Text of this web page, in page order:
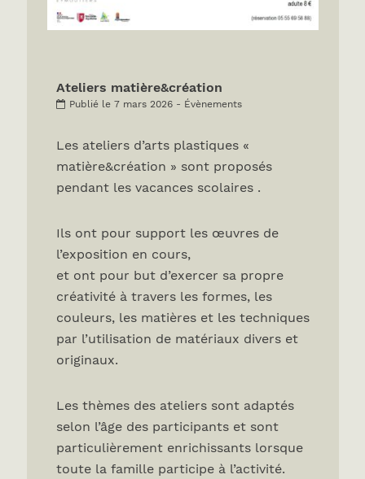
Ateliers matière&création
Publié le 7 mars 2026 - Évènements
Les ateliers d’arts plastiques «
matière&création » sont proposés
pendant les vacances scolaires .
Ils ont pour support les œuvres de
l’exposition en cours,
et ont pour but d’exercer sa propre
créativité à travers les formes, les
couleurs, les matières et les techniques
par l’utilisation de matériaux divers et
originaux.
Les thèmes des ateliers sont adaptés
selon l’âge des participants et sont
particulièrement enrichissants lorsque
toute la famille participe à l’activité.